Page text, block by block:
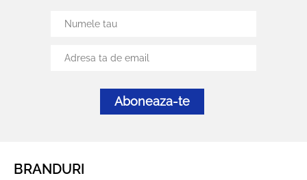
Aboneaza-te
BRANDURI